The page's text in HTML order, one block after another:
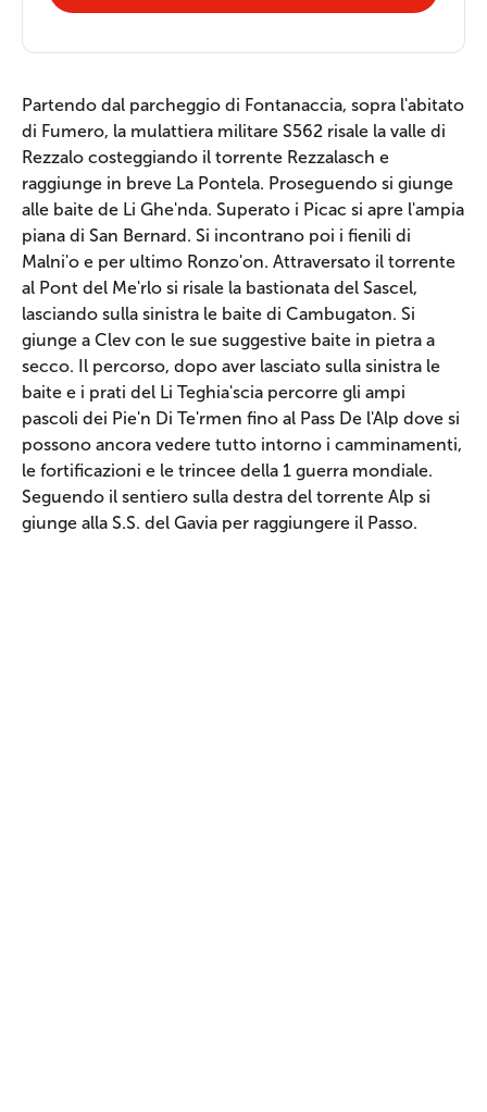
Partendo dal parcheggio di Fontanaccia, sopra l'abitato
di Fumero, la mulattiera militare S562 risale la valle di
Rezzalo costeggiando il torrente Rezzalasch e
raggiunge in breve La Pontela. Proseguendo si giunge
alle baite de Li Ghe'nda. Superato i Picac si apre l'ampia
piana di San Bernard. Si incontrano poi i fienili di
Malni'o e per ultimo Ronzo'on. Attraversato il torrente
al Pont del Me'rlo si risale la bastionata del Sascel,
lasciando sulla sinistra le baite di Cambugaton. Si
giunge a Clev con le sue suggestive baite in pietra a
secco. Il percorso, dopo aver lasciato sulla sinistra le
baite e i prati del Li Teghia'scia percorre gli ampi
pascoli dei Pie'n Di Te'rmen fino al Pass De l'Alp dove si
possono ancora vedere tutto intorno i camminamenti,
le fortificazioni e le trincee della 1 guerra mondiale.
Seguendo il sentiero sulla destra del torrente Alp si
giunge alla S.S. del Gavia per raggiungere il Passo.